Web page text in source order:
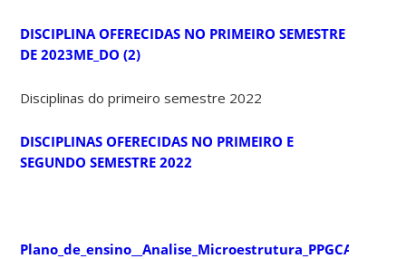
DISCIPLINA OFERECIDAS NO PRIMEIRO SEMESTRE
DE 2023ME_DO (2)
Disciplinas do primeiro semestre 2022
DISCIPLINAS OFERECIDAS NO PRIMEIRO E
SEGUNDO SEMESTRE 2022